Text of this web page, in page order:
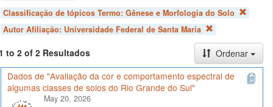
Classificação de tópicos Termo: Gênese e Morfologia do Solo
Autor Afiliação: Universidade Federal de Santa Maria
to 2 of 2 Resultados
Ordenar
Dados de "Avaliação da cor e comportamento espectral de
algumas classes de solos do Rio Grande do Sul"
May 20, 2026